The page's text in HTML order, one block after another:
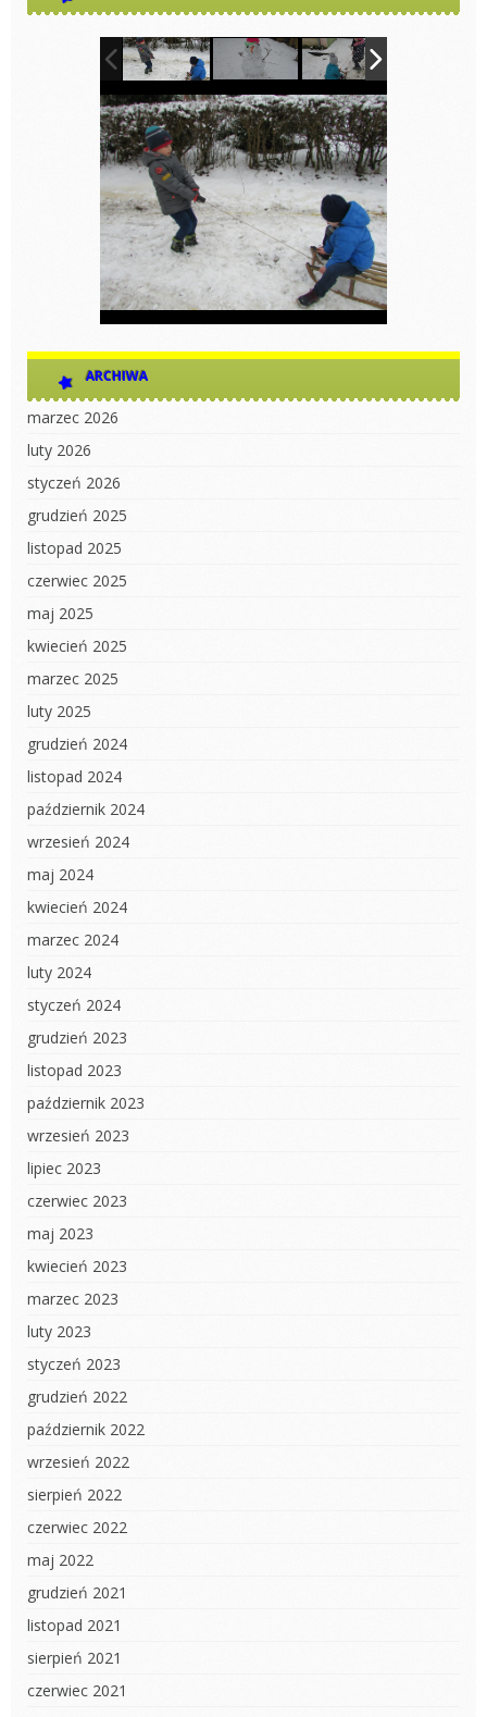
ARCHIWA
marzec 2026
luty 2026
styczeń 2026
grudzień 2025
listopad 2025
czerwiec 2025
maj 2025
kwiecień 2025
marzec 2025
luty 2025
grudzień 2024
listopad 2024
październik 2024
wrzesień 2024
maj 2024
kwiecień 2024
marzec 2024
luty 2024
styczeń 2024
grudzień 2023
listopad 2023
październik 2023
wrzesień 2023
lipiec 2023
czerwiec 2023
maj 2023
kwiecień 2023
marzec 2023
luty 2023
styczeń 2023
grudzień 2022
październik 2022
wrzesień 2022
sierpień 2022
czerwiec 2022
maj 2022
grudzień 2021
listopad 2021
sierpień 2021
czerwiec 2021